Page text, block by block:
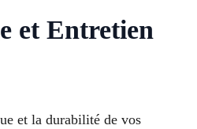
et Entretien
et la durabilité de vos